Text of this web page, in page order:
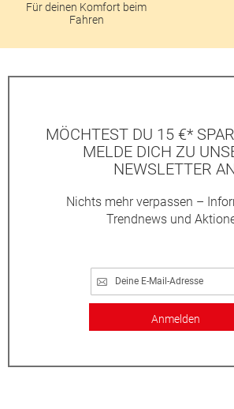
Für deinen Komfort beim
Fahren
MÖCHTEST DU 15 €*
MELDE DICH ZU
NEWSLETTER
Nichts mehr verpassen –
Trendnews und
Anmelden